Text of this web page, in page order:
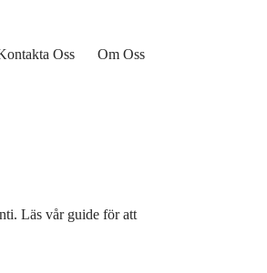
Oss Om Oss
Läs vår guide för att